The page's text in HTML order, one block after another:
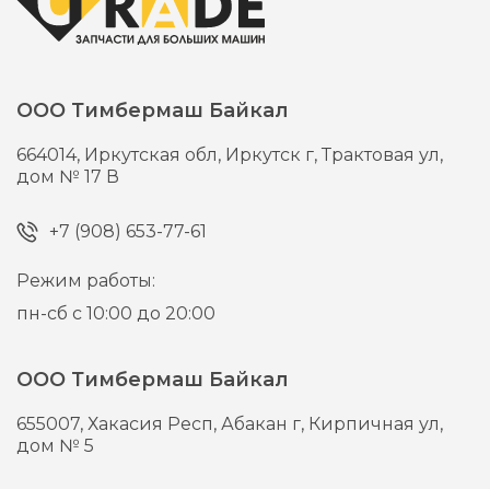
ООО Тимбермаш Байкал
664014, Иркутская обл, Иркутск г,Трактовая ул,
дом № 17 В
+7 (908) 653-77-61
Режим работы:
пн-сб с 10:00 до 20:00
ООО Тимбермаш Байкал
655007,Хакасия Респ, Абакан г, Кирпичная ул,
дом № 5